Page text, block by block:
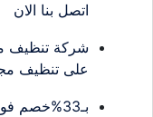
اتصل بنا الان
على تنظيف
بـ33%خصم